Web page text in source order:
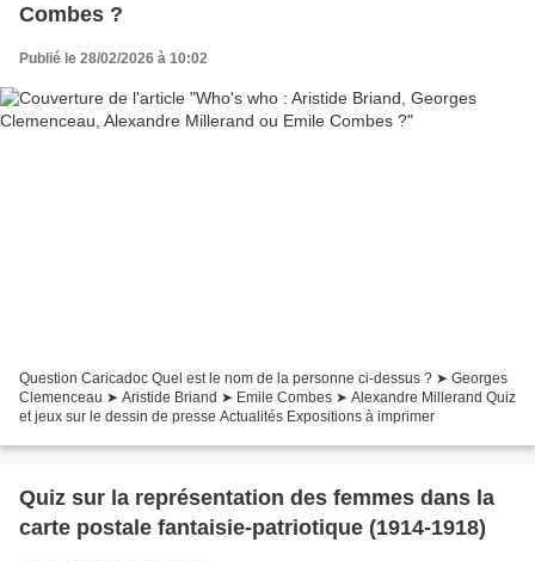
Combes ?
Publié le 28/02/2026 à 10:02
Question Caricadoc Quel est le nom de la personne ci-dessus ? ➤ Georges
Clemenceau ➤ Aristide Briand ➤ Emile Combes ➤ Alexandre Millerand Quiz
et jeux sur le dessin de presse Actualités Expositions à imprimer
Quiz sur la représentation des femmes dans la
carte postale fantaisie-patriotique (1914-1918)